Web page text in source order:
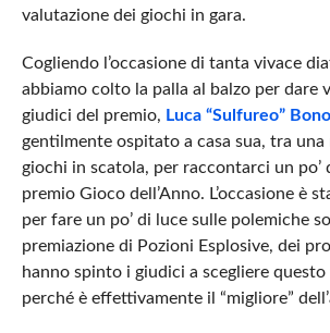
valutazione dei giochi in gara.
Cogliendo l’occasione di tanta vivace
abbiamo colto la palla al balzo per dare
giudici del premio, Luca “Sulfureo”
gentilmente ospitato a casa sua, tra una
giochi in scatola, per raccontarci un po’
premio Gioco dell’Anno. L’occasione è
per fare un po’ di luce sulle polemiche
premiazione di Pozioni Esplosive, dei
hanno spinto i giudici a scegliere questo
perché è effettivamente il “migliore”